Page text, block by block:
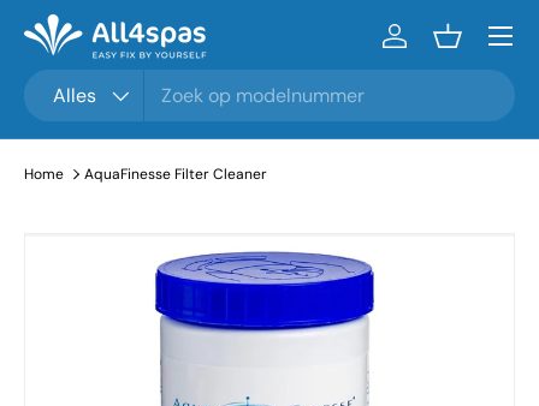
Ga naar inhoud
Alles
InloggenMandje
Menu
Home AquaFinesse Filter Cleaner